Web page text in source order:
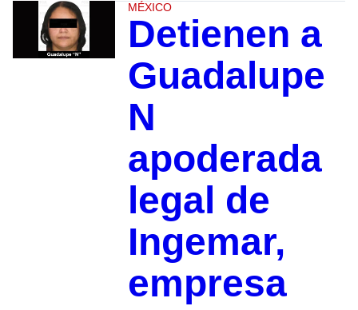
MÉXICO
Detienen a
Guadalupe
N
apoderada
legal de
Ingemar,
empresa